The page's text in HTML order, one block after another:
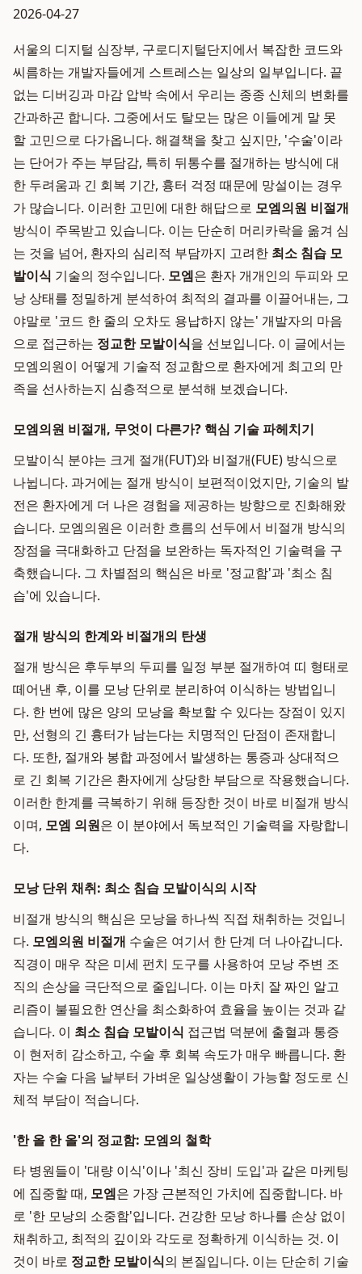
2026-04-27
서울의 디지털 심장부, 구로디지털단지에서 복잡한 코드와
씨름하는 개발자들에게 스트레스는 일상의 일부입니다. 끝
없는 디버깅과 마감 압박 속에서 우리는 종종 신체의 변화를
간과하곤 합니다. 그중에서도 탈모는 많은 이들에게 말 못
할 고민으로 다가옵니다. 해결책을 찾고 싶지만, '수술'이라
는 단어가 주는 부담감, 특히 뒤통수를 절개하는 방식에 대
한 두려움과 긴 회복 기간, 흉터 걱정 때문에 망설이는 경우
가 많습니다. 이러한 고민에 대한 해답으로 모엠의원 비절개
방식이 주목받고 있습니다. 이는 단순히 머리카락을 옮겨 심
는 것을 넘어, 환자의 심리적 부담까지 고려한 최소 침습 모
발이식 기술의 정수입니다. 모엠은 환자 개개인의 두피와 모
낭 상태를 정밀하게 분석하여 최적의 결과를 이끌어내는, 그
야말로 '코드 한 줄의 오차도 용납하지 않는' 개발자의 마음
으로 접근하는 정교한 모발이식을 선보입니다. 이 글에서는
모엠의원이 어떻게 기술적 정교함으로 환자에게 최고의 만
족을 선사하는지 심층적으로 분석해 보겠습니다.
모엠의원 비절개, 무엇이 다른가? 핵심 기술 파헤치기
모발이식 분야는 크게 절개(FUT)와 비절개(FUE) 방식으로
나뉩니다. 과거에는 절개 방식이 보편적이었지만, 기술의 발
전은 환자에게 더 나은 경험을 제공하는 방향으로 진화해왔
습니다. 모엠의원은 이러한 흐름의 선두에서 비절개 방식의
장점을 극대화하고 단점을 보완하는 독자적인 기술력을 구
축했습니다. 그 차별점의 핵심은 바로 '정교함'과 '최소 침
습'에 있습니다.
절개 방식의 한계와 비절개의 탄생
절개 방식은 후두부의 두피를 일정 부분 절개하여 띠 형태로
떼어낸 후, 이를 모낭 단위로 분리하여 이식하는 방법입니
다. 한 번에 많은 양의 모낭을 확보할 수 있다는 장점이 있지
만, 선형의 긴 흉터가 남는다는 치명적인 단점이 존재합니
다. 또한, 절개와 봉합 과정에서 발생하는 통증과 상대적으
로 긴 회복 기간은 환자에게 상당한 부담으로 작용했습니다.
이러한 한계를 극복하기 위해 등장한 것이 바로 비절개 방식
이며, 모엠 의원은 이 분야에서 독보적인 기술력을 자랑합니
다.
모낭 단위 채취: 최소 침습 모발이식의 시작
비절개 방식의 핵심은 모낭을 하나씩 직접 채취하는 것입니
다. 모엠의원 비절개 수술은 여기서 한 단계 더 나아갑니다.
직경이 매우 작은 미세 펀치 도구를 사용하여 모낭 주변 조
직의 손상을 극단적으로 줄입니다. 이는 마치 잘 짜인 알고
리즘이 불필요한 연산을 최소화하여 효율을 높이는 것과 같
습니다. 이 최소 침습 모발이식 접근법 덕분에 출혈과 통증
이 현저히 감소하고, 수술 후 회복 속도가 매우 빠릅니다. 환
자는 수술 다음 날부터 가벼운 일상생활이 가능할 정도로 신
체적 부담이 적습니다.
'한 올 한 올'의 정교함: 모엠의 철학
타 병원들이 '대량 이식'이나 '최신 장비 도입'과 같은 마케팅
에 집중할 때, 모엠은 가장 근본적인 가치에 집중합니다. 바
로 '한 모낭의 소중함'입니다. 건강한 모낭 하나를 손상 없이
채취하고, 최적의 깊이와 각도로 정확하게 이식하는 것. 이
것이 바로 정교한 모발이식의 본질입니다. 이는 단순히 기술